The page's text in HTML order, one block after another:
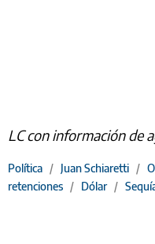
LC con información de
Política / Juan Schiaretti /
retenciones / Dólar /